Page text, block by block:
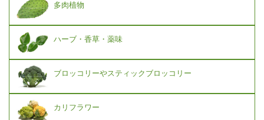
多肉植物
ハーブ・香草・薬味
ブロッコリーやスティックブロッコリー
カリフラワー